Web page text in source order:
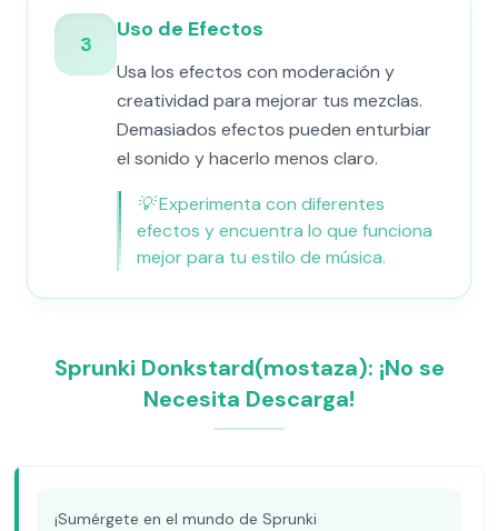
3
Uso de Efectos
Usa los efectos con moderación y
creatividad para mejorar tus mezclas.
Demasiados efectos pueden enturbiar
el sonido y hacerlo menos claro.
💡Experimenta con diferentes
efectos y encuentra lo que funciona
mejor para tu estilo de música.
Sprunki Donkstard(mostaza): ¡No se
Necesita Descarga!
¡Sumérgete en el mundo de Sprunki